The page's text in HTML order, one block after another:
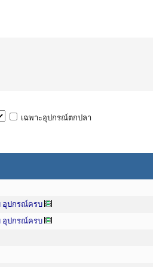
เฉพาะอุปกรณ์ตกปลา
อุปกรณ์ครบ
อุปกรณ์ครบ